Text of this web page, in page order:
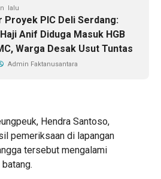
lalu
Proyek PIC Deli Serdang:
Anif Diduga Masuk HGB
Warga Desak Usut Tuntas
Admin Faktanusantara
Hendra Santoso,
pemeriksaan di lapangan
tersebut mengalami